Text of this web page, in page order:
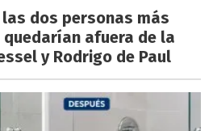
dos personas más
afuera de la
y Rodrigo de Paul